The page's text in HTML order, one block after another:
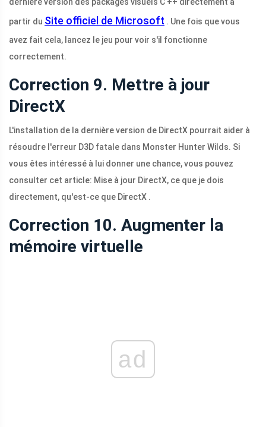
partir du Site officiel de Microsoft . Une fois que vous
avez fait cela, lancez le jeu pour voir s'il fonctionne
correctement.
Correction 9. Mettre à jour
DirectX
L'installation de la dernière version de DirectX pourrait aider à
résoudre l'erreur D3D fatale dans Monster Hunter Wilds. Si
vous êtes intéressé à lui donner une chance, vous pouvez
consulter cet article: Mise à jour DirectX, ce que je dois
directement, qu'est-ce que DirectX .
Correction 10. Augmenter la
mémoire virtuelle
ad